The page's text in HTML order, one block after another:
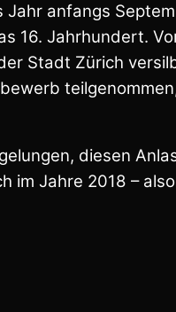
Jahr anfangs
16. Jahrhundert.
Stadt Zürich
diesen
im Jahre 2018 –